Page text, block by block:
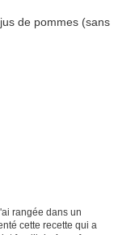
rangée dans un
cette recette qui a